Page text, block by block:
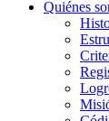
Quiénes